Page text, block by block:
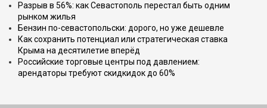
Разрыв в 56%: как Севастополь перестал быть одним
рынком жилья
Бензин по-севастопольски: дорого, но уже дешевле
Как сохранить потенциал или стратегическая ставка
Крыма на десятилетие вперёд
Российские торговые центры под давлением:
арендаторы требуют скидкидок до 60%